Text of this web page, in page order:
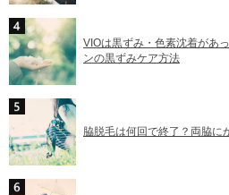
VIOは黒ずみ・色素沈着があ
ンの黒ずみケア方法
脇脱毛は何回で終了？両脇に